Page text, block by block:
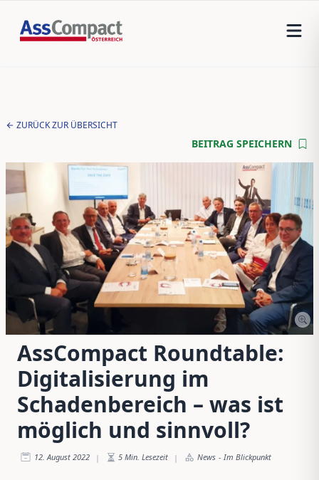
ZURÜCK ZUR ÜBERSICHT
BEITRAG SPEICHERN
AssCompact Roundtable:
Digitalisierung im
Schadenbereich – was ist
möglich und sinnvoll?
12. August 2022 | 5 Min. Lesezeit | News - Im Blickpunkt